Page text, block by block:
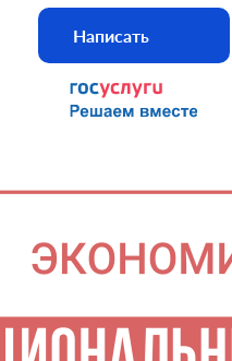
Написать